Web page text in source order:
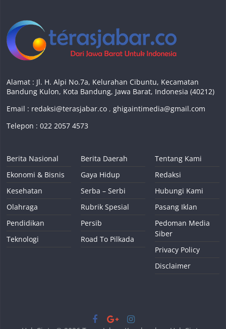
Alamat : Jl. H. Alpi No.7a, Kelurahan Cibuntu, Kecamatan
Bandung Kulon, Kota Bandung, Jawa Barat, Indonesia (40212)
Email : redaksi@terasjabar.co ,ghigaintimedia@gmail.com
Telepon : 022 2057 4573
Berita Nasional
Ekonomi & Bisnis
Kesehatan
Olahraga
Pendidikan
Teknologi
Berita Daerah
Gaya Hidup
Serba – Serbi
Rubrik Spesial
Persib
Road To Pilkada
Tentang Kami
Redaksi
Hubungi Kami
Pasang Iklan
Pedoman Media
Siber
Privacy Policy
Disclaimer